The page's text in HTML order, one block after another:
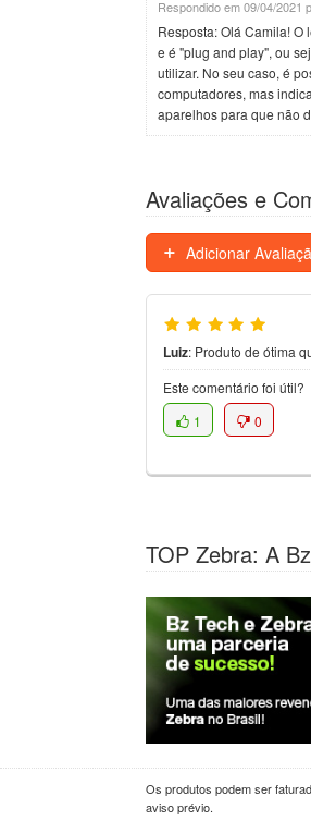
Respondido em 09/04/2021
Resposta: Olá Camila!
e é "plug and play", ou
utilizar. No seu caso, é
computadores, mas
aparelhos para que não
Avaliações e
Adicionar
Luiz: Produto de ótima
Este comentário foi útil?
1
0
TOP Zebra: A
Os produtos podem ser
aviso prévio.